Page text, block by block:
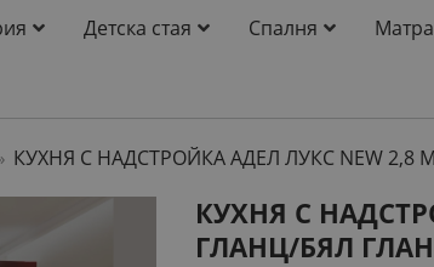
Детска стая Спалня
КУХНЯ С НАДСТРОЙКА АДЕЛ ЛУКС NEW
КУХНЯ С
ГЛАНЦ/БЯЛ